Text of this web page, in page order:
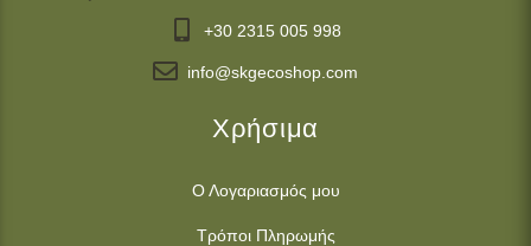
+30 2315 005 998
info@skgecoshop.com
Χρήσιμα
Ο Λογαριασμός μου
Τρόποι Πληρωμής